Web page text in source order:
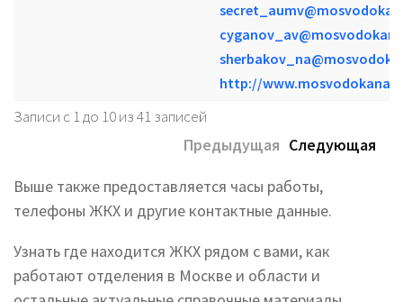
http://
Записи с 1 до 10 из 41 записей
Предыдущая Следующая
Выше также предоставляется часы работы,
телефоны ЖКХ и другие контактные данные.
Узнать где находится ЖКХ рядом с вами, как
работают отделения в Москве и области и